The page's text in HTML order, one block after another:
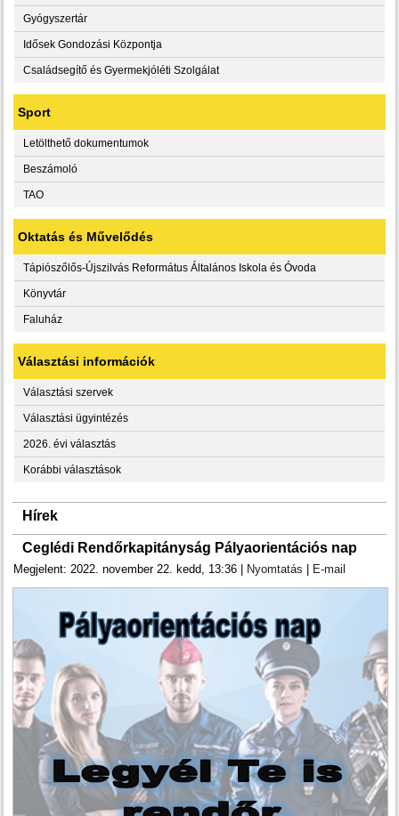
Gyógyszertár
Idősek Gondozási Központja
Családsegítő és Gyermekjóléti Szolgálat
Sport
Letölthető dokumentumok
Beszámoló
TAO
Oktatás és Művelődés
Tápiószőlős-Újszilvás Református Általános Iskola és Óvoda
Könyvtár
Faluház
Választási információk
Választási szervek
Választási ügyintézés
2026. évi választás
Korábbi választások
Hírek
Ceglédi Rendőrkapitányság Pályaorientációs nap
Megjelent: 2022. november 22. kedd, 13:36 Nyomtatás E-mail